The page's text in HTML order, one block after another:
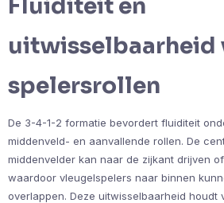
Fluiditeit en
uitwisselbaarheid
spelersrollen
De 3-4-1-2 formatie bevordert fluiditeit
middenveld- en aanvallende rollen. De
middenvelder kan naar de zijkant drijven
waardoor vleugelspelers naar binnen
overlappen. Deze uitwisselbaarheid houdt